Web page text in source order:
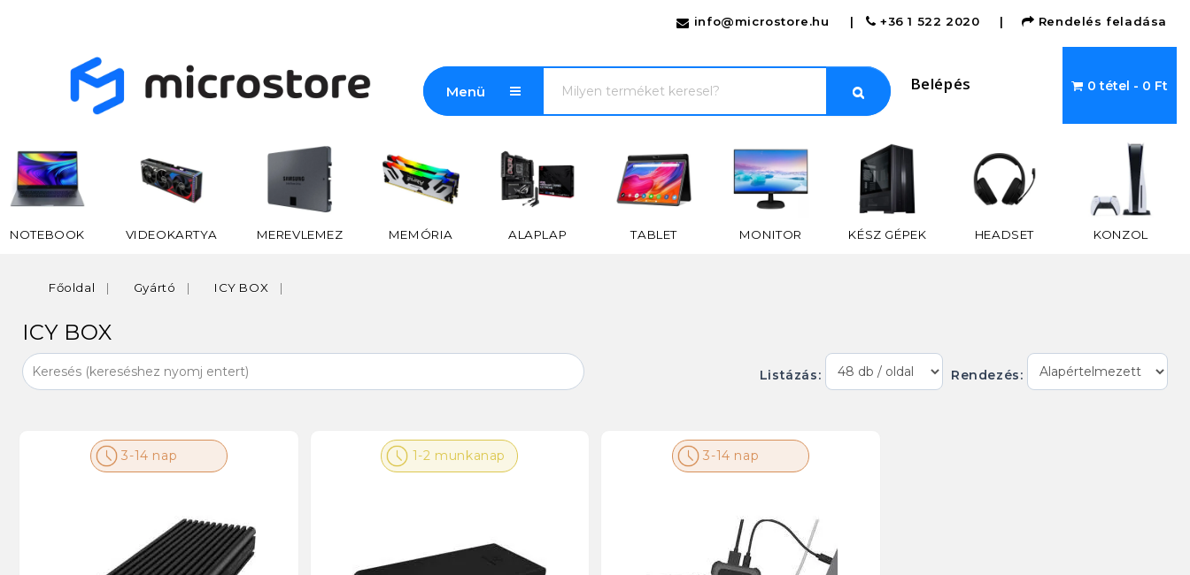
info@microstore.hu | +36 1 522 2020 | Rendelés feladása
Menü Belépés 0 tétel - 0 Ft
NOTEBOOK VIDEOKARTYA MEREVLEMEZ MEMÓRIA ALAPLAP TABLET MONITOR KÉSZ GÉPEK HEADSET KONZOL
Főoldal Gyártó ICY BOX
ICY BOX
Listázás: Rendezés:
3-14 nap 1-2 munkanap 3-14 nap